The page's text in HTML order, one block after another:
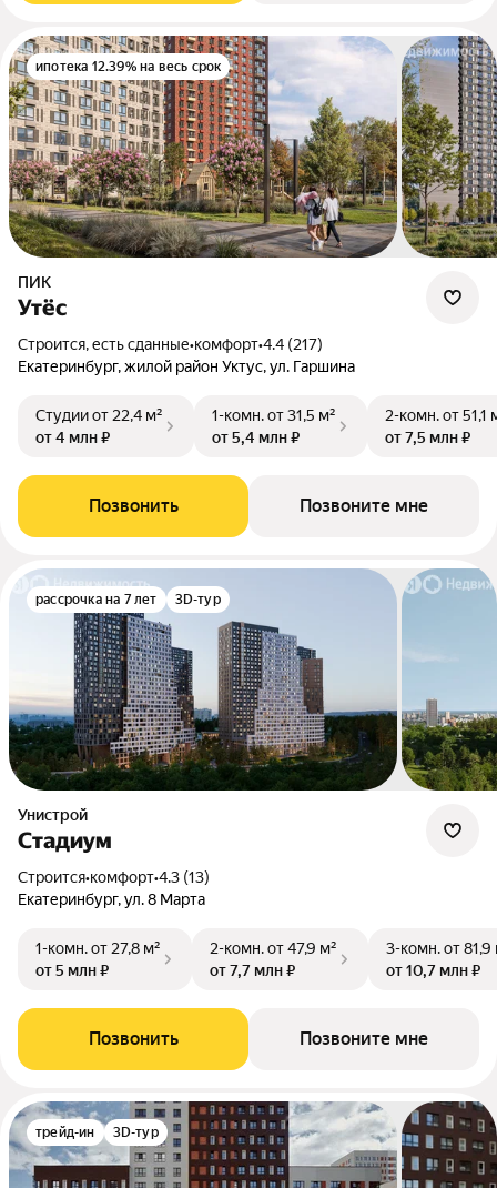
ипотека 12.39% на весь срок
ПИК
Утёс
Строится, есть сданные•комфорт•4.4 (217)
Екатеринбург, жилой район Уктус, ул. Гаршина
Студииот 22,4 м²
от 4 млн ₽
1-комн.от 31,5 м²
от 5,4 млн ₽
2-комн.от 51,1
от 7,5 млн ₽
Позвонить Позвоните мне
рассрочка на 7 лет 3D-тур
Унистрой
Стадиум
Строится•комфорт•4.3 (13)
Екатеринбург, ул. 8 Марта
1-комн.от 27,8 м²
от 5 млн ₽
2-комн.от 47,9 м²
от 7,7 млн ₽
3-комн.от 81,9
от 10,7 млн ₽
Позвонить Позвоните мне
трейд-ин 3D-тур